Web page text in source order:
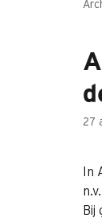
27
In
Bij